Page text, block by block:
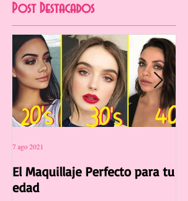
Post Destacados
El Maquillaje Perfecto para tu
edad
7 ago 2021